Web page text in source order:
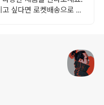
싶다면 로켓배송으로 받